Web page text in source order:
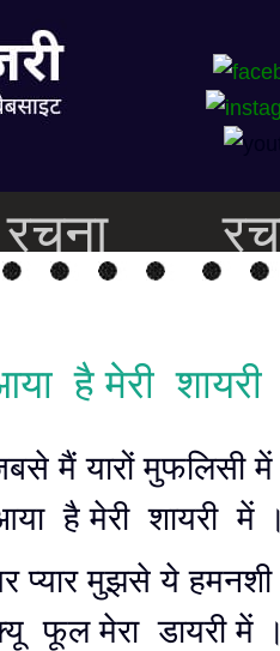
रचना
है मेरी
मैं यारों मुफलिसी में
है मेरी शायरी में
प्यार मुझसे ये हमनशी
फूल मेरा डायरी में